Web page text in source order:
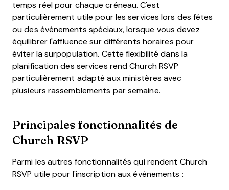
temps réel pour chaque créneau. C'est
particulièrement utile pour les services lors des fêtes
ou des événements spéciaux, lorsque vous devez
équilibrer l'affluence sur différents horaires pour
éviter la surpopulation. Cette flexibilité dans la
planification des services rend Church RSVP
particulièrement adapté aux ministères avec
plusieurs rassemblements par semaine.
Principales fonctionnalités de
Church RSVP
Parmi les autres fonctionnalités qui rendent Church
RSVP utile pour l'inscription aux événements :